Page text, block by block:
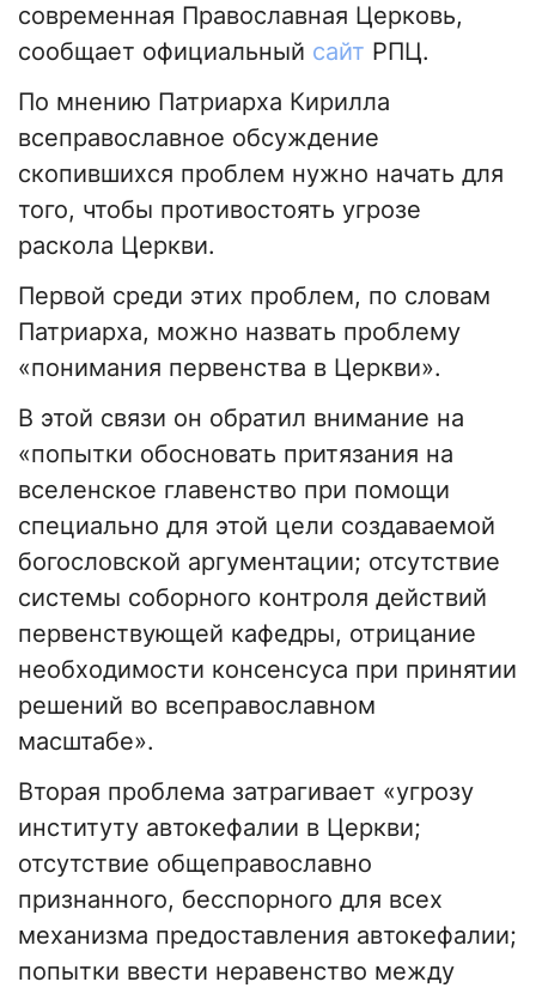
современная Православная Церковь,
сообщает официальный сайт РПЦ.
По мнению Патриарха Кирилла
всеправославное обсуждение
скопившихся проблем нужно начать для
того, чтобы противостоять угрозе
раскола Церкви.
Первой среди этих проблем, по словам
Патриарха, можно назвать проблему
«понимания первенства в Церкви».
В этой связи он обратил внимание на
«попытки обосновать притязания на
вселенское главенство при помощи
специально для этой цели создаваемой
богословской аргументации; отсутствие
системы соборного контроля действий
первенствующей кафедры, отрицание
необходимости консенсуса при принятии
решений во всеправославном
масштабе».
Вторая проблема затрагивает «угрозу
институту автокефалии в Церкви;
отсутствие общеправославно
признанного, бесспорного для всех
механизма предоставления автокефалии;
попытки ввести неравенство между